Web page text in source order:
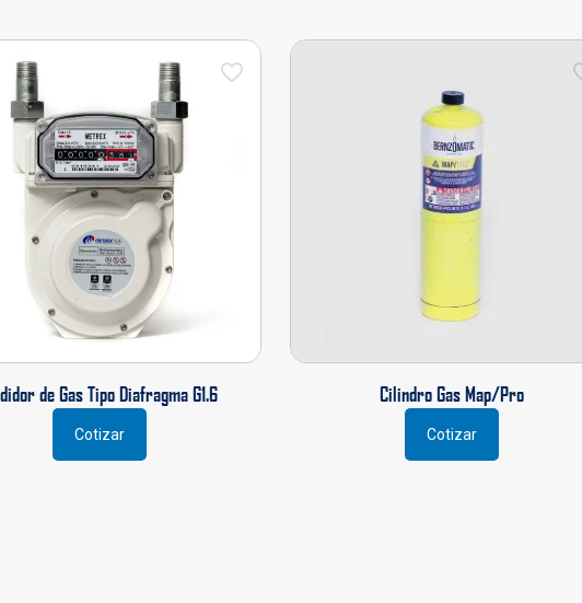
de Gas Tipo Diafragma G1.6
Cotizar
Cilindro Gas Map/Pro
Cotizar